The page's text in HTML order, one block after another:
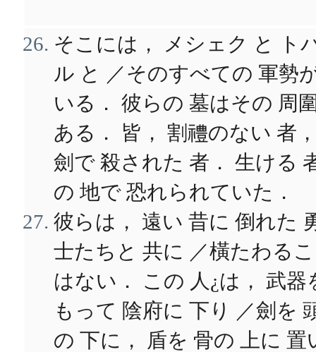
そこには， メシェク と ト
ル と ／そのすべての 軍勢
いる． 彼らの 墓はその 周
ある． 皆， 割禮のない 者
劍で 殺された 者． 生ける
の 地で 恐れられていた．
彼らは， 遠い 昔に 倒れた
士たちと 共に ／橫たわる
はない． この 人¿は， 武器
もって 陰府に 下り ／劍を
の 下に， 盾を 骨の 上に 置